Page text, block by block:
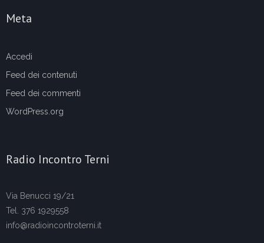
Meta
Accedi
Feed dei contenuti
Feed dei commenti
WordPress.org
Radio Incontro Terni
Via Benucci 19/21
Tel. 376 1929558
info@radioincontroterni.it